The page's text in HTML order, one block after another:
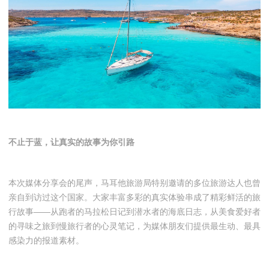
不止于蓝，让真实的故事为你引路
本次媒体分享会的尾声，马耳他旅游局特别邀请的多位旅游达人也曾
亲自到访过这个国家。大家丰富多彩的真实体验串成了精彩鲜活的旅
行故事——从跑者的马拉松日记到潜水者的海底日志，从美食爱好者
的寻味之旅到慢旅行者的心灵笔记，为媒体朋友们提供最生动、最具
感染力的报道素材。